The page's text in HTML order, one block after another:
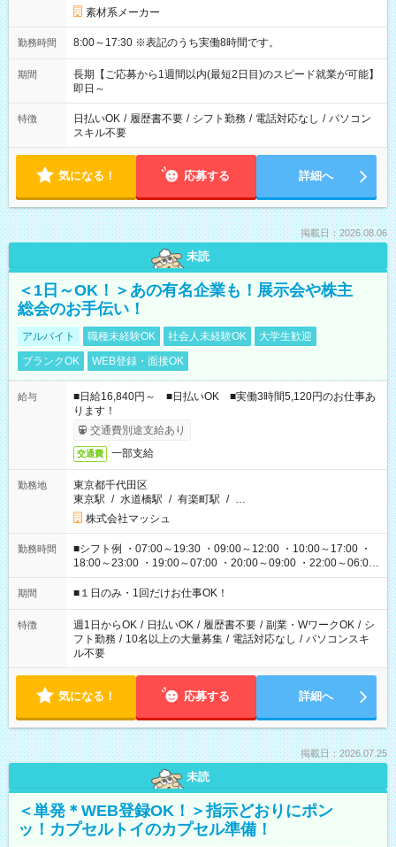
素材系メーカー
勤務時間 8:00～17:30 ※表記のうち実働8時間です。
期間
長期【ご応募から1週間以内(最短2日目)のスピード就業が可能】
即日～
特徴 日払いOK / 履歴書不要 / シフト勤務 / 電話対応なし / パソコン
スキル不要
気になる！ 応募する 詳細へ
掲載日：2026.08.06
未読
＜1日～OK！＞あの有名企業も！展示会や株主
総会のお手伝い！
アルバイト 職種未経験OK 社会人未経験OK
大学生歓迎
ブランクOK
WEB登録・面接OK
給与
■日給16,840円～ ■日払いOK ■実働3時間5,120円のお仕事あ
ります！
交通費別途支給あり
交通費 一部支給
勤務地
東京都千代田区
東京駅 / 水道橋駅 / 有楽町駅 / …
株式会社マッシュ
勤務時間
■シフト例 ・07:00～19:30 ・09:00～12:00 ・10:00～17:00 ・
18:00～23:00 ・19:00～07:00 ・20:00～09:00 ・22:00～06:00
etc ★最短で3時間で5,120円のお仕事から 15時間で2万円近く稼
げるお仕事も！ ご希望のお時間に合わせてご紹介！ ※シフトは
ください！
期間 ■１日のみ・1回だけお仕事OK！
特徴 週1日からOK / 日払いOK / 履歴書不要 / 副業・WワークOK / シ
フト勤務 / 10名以上の大量募集 / 電話対応なし / パソコンスキ
ル不要
気になる！ 応募する 詳細へ
掲載日：2026.07.25
未読
＜単発＊WEB登録OK！＞指示どおりにポン
ッ！カプセルトイのカプセル準備！